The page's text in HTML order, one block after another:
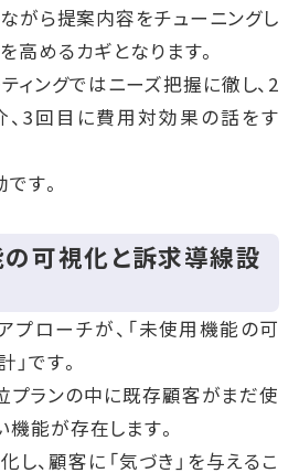
がら提案内容をチューニングし
高めるカギとなります。
ィングではニーズ把握に徹し、2
3回目に費用対効果の話をす
す。
可視化と訴求導線設
プローチが、「未使用機能の可
です。
プランの中に既存顧客がまだ使
能が存在します。
、顧客に「気づき」を与えるこ